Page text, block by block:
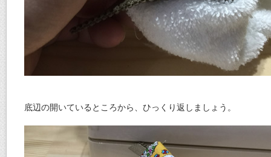
底辺の開いているところから、ひっくり返しましょう。